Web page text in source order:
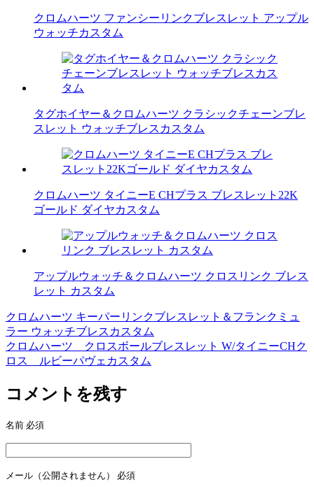
クロムハーツ ファンシーリンクブレスレット アップル
ウォッチカスタム
タグホイヤー＆クロムハーツ クラシックチェーンブレ
スレット ウォッチブレスカスタム
クロムハーツ タイニーE CHプラス ブレスレット22K
ゴールド ダイヤカスタム
アップルウォッチ＆クロムハーツ クロスリンク ブレス
レット カスタム
投
稿
ナ
ビ
ー
シ
ョ
クロムハーツ キーパーリンクブレスレット＆フランクミュ
ラー ウォッチブレスカスタム
クロムハーツ クロスボールブレスレット W/タイニーCHク
ロス ルビーパヴェカスタム
コメントを残す
名前 必須
メール（公開されません） 必須